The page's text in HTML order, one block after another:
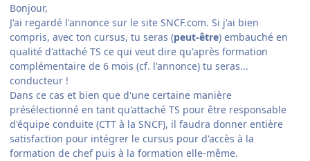
Bonjour,
J'ai regardé l'annonce sur le site SNCF.com. Si j'ai bien
compris, avec ton cursus, tu seras (peut-être) embauché en
qualité d'attaché TS ce qui veut dire qu'après formation
complémentaire de 6 mois (cf. l'annonce) tu seras...
conducteur !
Dans ce cas et bien que d'une certaine manière
présélectionné en tant qu'attaché TS pour être responsable
d'équipe conduite (CTT à la SNCF), il faudra donner entière
satisfaction pour intégrer le cursus pour d'accès à la
formation de chef puis à la formation elle-même.